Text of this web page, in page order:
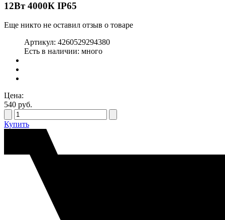
12Вт 4000К IP65
Еще никто не оставил отзыв о товаре
Артикул: 4260529294380
Есть в наличии: много
Цена:
540 руб.
Купить